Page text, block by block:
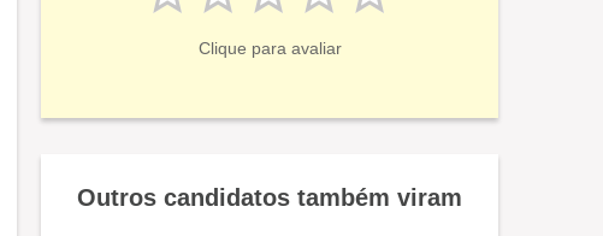
Clique para avaliar
Outros candidatos também viram